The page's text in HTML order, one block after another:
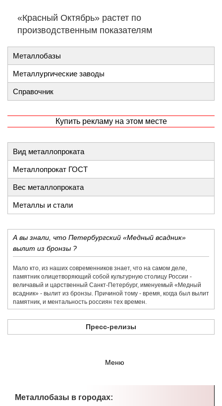
«Красный Октябрь» растет по
производственным показателям
Металлобазы
Металлургические заводы
Справочник
Купить рекламу на этом месте
Вид металлопроката
Металлопрокат ГОСТ
Вес металлопроката
Металлы и стали
А вы знали, что Петербургский «Медный всадник»
вылит из бронзы ?
Мало кто, из наших современников знает, что на самом деле,
памятник олицетворяющий собой культурную столицу России -
величавый и царственный Санкт-Петербург, именуемый «Медный
всадник» - вылит из бронзы. Причиной тому - время, когда был вылит
памятник, и ментальность россиян тех времен.
Пресс-релизы
Меню
Металлобазы в городах: